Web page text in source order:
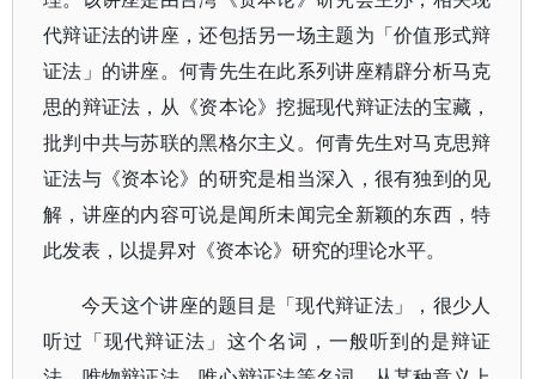
代辩证法的讲座，还包括另一场主题为「价值形式辩
证法」的讲座。何青先生在此系列讲座精辟分析马克
思的辩证法，从《资本论》挖掘现代辩证法的宝藏，
批判中共与苏联的黑格尔主义。何青先生对马克思辩
证法与《资本论》的研究是相当深入，很有独到的见
解，讲座的内容可说是闻所未闻完全新颖的东西，特
此发表，以提昇对《资本论》研究的理论水平。
今天这个讲座的题目是「现代辩证法」，很少人
听过「现代辩证法」这个名词，一般听到的是辩证